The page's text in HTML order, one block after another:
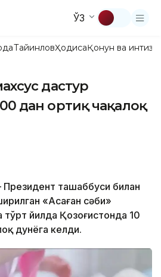
ЎЗ
ТайинловҲодисаҚонун ва
дастур
дан ортиқ чақалоқ
Президент ташаббуси билан
«Аңсаған сәби»
йилда Қозоғистонда 10
дунёга келди.